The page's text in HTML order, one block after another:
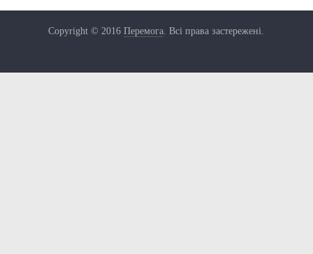
Copyright © 2016Перемога . Всі права застережені.